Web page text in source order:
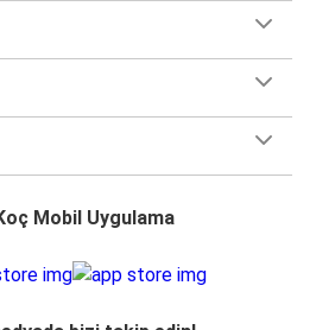
Mobil Uygulama